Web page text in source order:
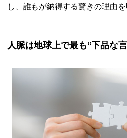
し、誰もが納得する驚きの理由を
人脈は地球上で最も“下品な